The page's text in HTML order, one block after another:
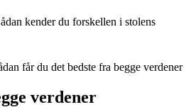
kender du forskellen i stolens
får du det bedste fra begge verdener
verdener